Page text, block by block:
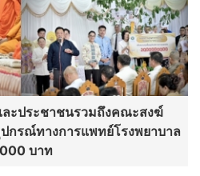
ะประชาชนรวมถึงคณะสงฆ์
กรณ์ทางการแพทย์โรงพยาบาล
บาท